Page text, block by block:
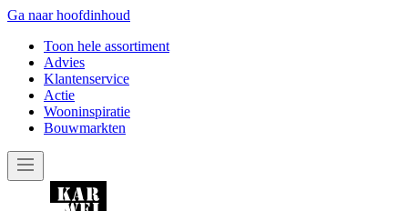
Ga naar hoofdinhoud
Toon hele assortiment
Advies
Klantenservice
Actie
Wooninspiratie
Bouwmarkten